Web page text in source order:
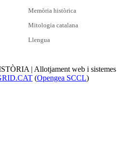
Memòria històrica
Mitologia catalana
Llengua
| Allotjament web i sistemes
(Opengea SCCL)